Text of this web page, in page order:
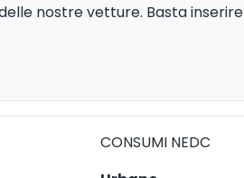
nostre vetture. Basta inserire
CONSUMI NEDC